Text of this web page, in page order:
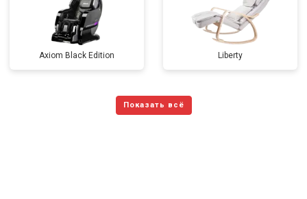
Axiom Black Edition Liberty